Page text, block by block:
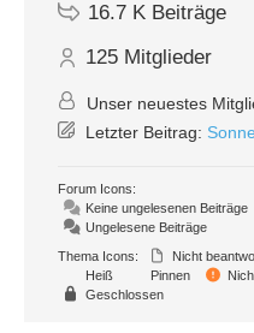
16.7 K Beiträge
125 Mitglieder
Unser neuestes
Letzter Beitrag:
Forum Icons:
Keine ungelesenen Beiträge
Ungelesene Beiträge
Thema Icons:
Nicht
Heiß
Pinnen
Geschlossen